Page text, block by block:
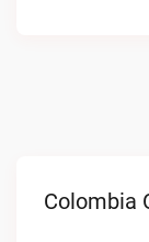
Colombia